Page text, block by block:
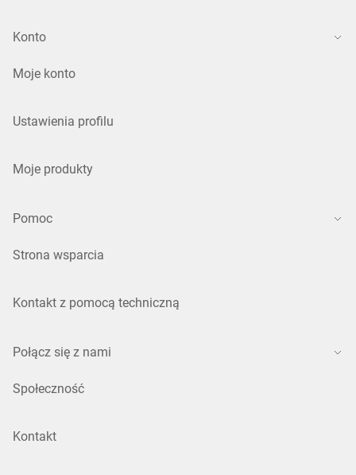
Konto
Moje konto
Ustawienia profilu
Moje produkty
Pomoc
Strona wsparcia
Kontakt z pomocą techniczną
Połącz się z nami
Społeczność
Kontakt